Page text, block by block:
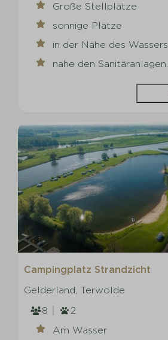
Große Stellplätze
sonnige Plätze
in der Nähe des Wassers
nahe den Sanitäranlagen.
Campingplatz Strandzicht
Gelderland, Terwolde
8
2
Am Wasser